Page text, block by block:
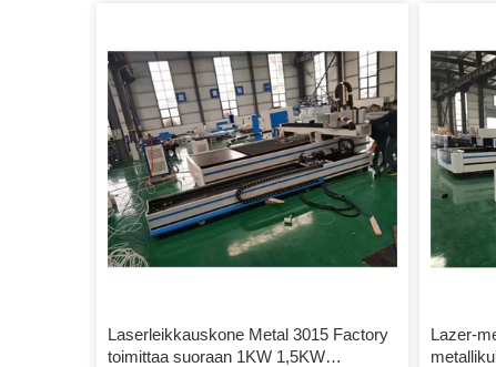
teline;
vakaan
kuidun laserleikkauskoneen aikaisemman
historian, joka leikkasi vain metallia,
laserleikkauspatjan runko on valmistettu 15
mm paksusta teräslevyn hitsausrakenteesta
ja portaalista […]
Laserleikkauskone Metal 3015 Factory
toimittaa suoraan 1KW 1,5KW
Lazer-